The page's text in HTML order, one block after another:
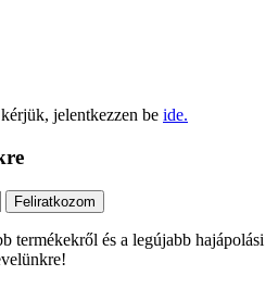
jelentkezzen be ide.
Feliratkozom
termékekről és a legújabb hajápolási